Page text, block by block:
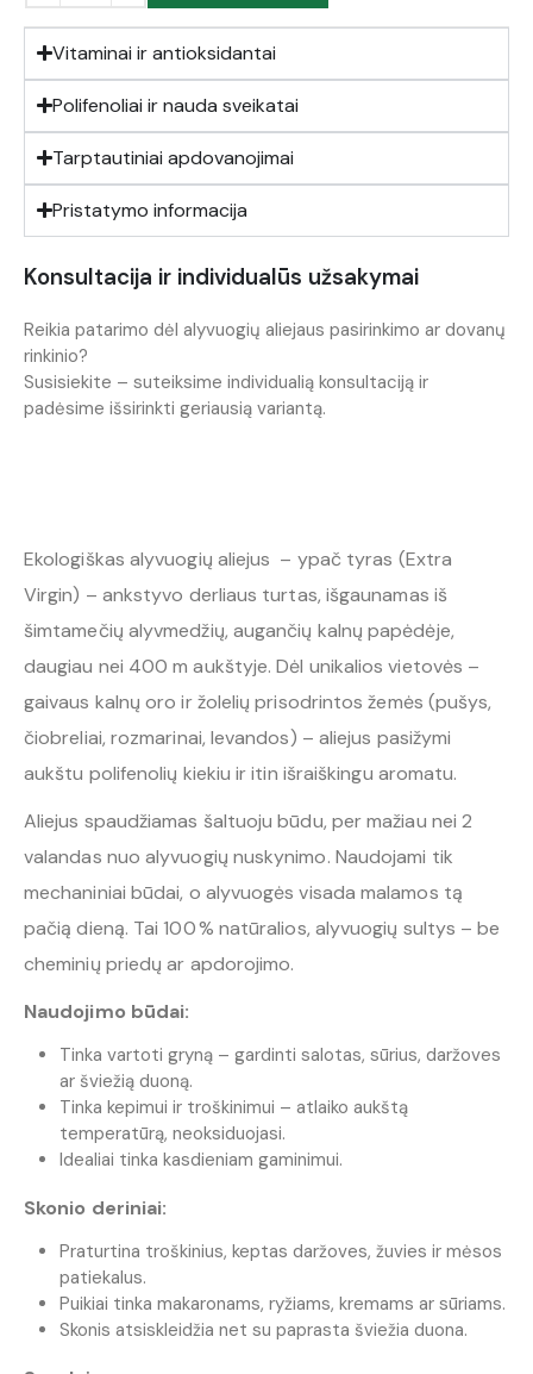
Vitaminai ir antioksidantai
Polifenoliai ir nauda sveikatai
Tarptautiniai apdovanojimai
Pristatymo informacija
Konsultacija ir individualūs užsakymai
Reikia patarimo dėl alyvuogių aliejaus pasirinkimo ar dovanų
rinkinio?
Susisiekite – suteiksime individualią konsultaciją ir
padėsime išsirinkti geriausią variantą.
Ekologiškas alyvuogių aliejus – ypač tyras (Extra
Virgin) – ankstyvo derliaus turtas, išgaunamas iš
šimtamečių alyvmedžių, augančių kalnų papėdėje,
daugiau nei 400 m aukštyje. Dėl unikalios vietovės –
gaivaus kalnų oro ir žolelių prisodrintos žemės (pušys,
čiobreliai, rozmarinai, levandos) – aliejus pasižymi
aukštu polifenolių kiekiu ir itin išraiškingu aromatu.
Aliejus spaudžiamas šaltuoju būdu, per mažiau nei 2
valandas nuo alyvuogių nuskynimo. Naudojami tik
mechaniniai būdai, o alyvuogės visada malamos tą
pačią dieną. Tai 100 % natūralios, alyvuogių sultys – be
cheminių priedų ar apdorojimo.
Naudojimo būdai:
Tinka vartoti gryną – gardinti salotas, sūrius, daržoves
ar šviežią duoną.
Tinka kepimui ir troškinimui – atlaiko aukštą
temperatūrą, neoksiduojasi.
Idealiai tinka kasdieniam gaminimui.
Skonio deriniai:
Praturtina troškinius, keptas daržoves, žuvies ir mėsos
patiekalus.
Puikiai tinka makaronams, ryžiams, kremams ar sūriams.
Skonis atsiskleidžia net su paprasta šviežia duona.